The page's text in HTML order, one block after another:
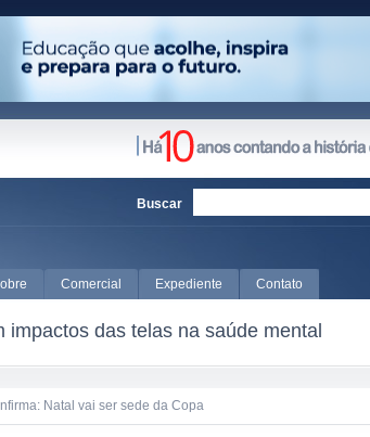
Buscar
Comercial Expediente Contato
das telas na saúde mental
Natal vai ser sede da Copa